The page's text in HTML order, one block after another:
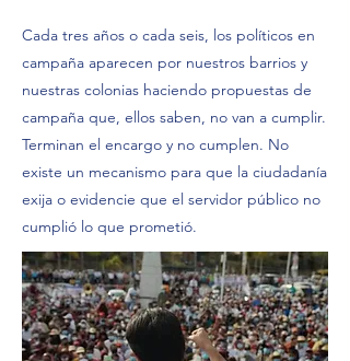
Cada tres años o cada seis, los políticos en
campaña aparecen por nuestros barrios y
nuestras colonias haciendo propuestas de
campaña que, ellos saben, no van a cumplir.
Terminan el encargo y no cumplen. No
existe un mecanismo para que la ciudadanía
exija o evidencie que el servidor público no
cumplió lo que prometió.